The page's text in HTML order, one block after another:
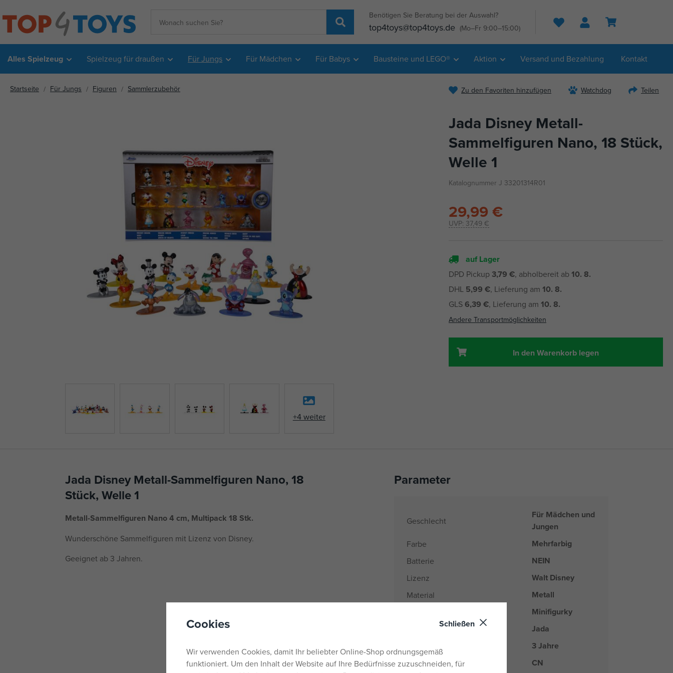
Benötigen Sie Beratung bei der Auswahl?
top4toys@top4toys.de (Mo–Fr 9:00–15:00) Suche
Alles Spielzeug Spielzeug für draußen Für Jungs Für Mädchen Für Babys Bausteine und LEGO® Aktion Versand und Bezahlung Kontakt
Startseite Für Jungs Figuren Sammlerzubehör
+4 weiter
Zu den Favoriten hinzufügen Watchdog Teilen
Jada Disney Metall-
Sammelfiguren Nano, 18 Stück,
Welle 1
Katalognummer J 33201314R01
UVP: 37,49 €
29,99 €
auf Lager
DPD Pickup 3,79 €, abholbereit ab 10. 8.
DHL 5,99 €, Lieferung am 10. 8.
GLS6,39 €, Lieferung am 10. 8.
Andere Transportmöglichkeiten
In den Warenkorb legen
Jada Disney Metall-Sammelfiguren Nano, 18
Stück, Welle 1
Metall-Sammelfiguren Nano 4 cm, Multipack 18 Stk.
Wunderschöne Sammelfiguren mit Lizenz von Disney.
Geeignet ab 3 Jahren.
Parameter
Geschlecht
Für Mädchen und
Jungen
Farbe Mehrfarbig
Batterie NEIN
Lizenz Walt Disney
Material Metall
Minifigurky
Name der Marke Jada
3 Jahre
Herkunftsland CN
Cookies Schließen
Wir verwenden Cookies, damit Ihr beliebter Online-Shop ordnungsgemäß
funktioniert. Um den Inhalt der Website auf Ihre Bedürfnisse zuzuschneiden, für